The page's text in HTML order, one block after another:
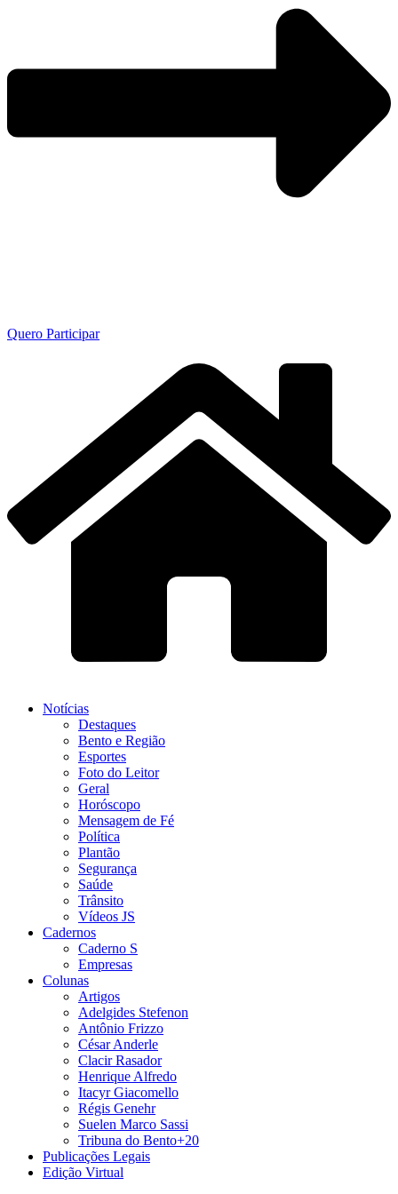
Quero Participar
Notícias
Destaques
Bento e Região
Esportes
Foto do Leitor
Geral
Horóscopo
Mensagem de Fé
Política
Plantão
Segurança
Saúde
Trânsito
Vídeos JS
Cadernos
Caderno S
Empresas
Colunas
Artigos
Adelgides Stefenon
Antônio Frizzo
César Anderle
Clacir Rasador
Henrique Alfredo
Itacyr Giacomello
Régis Genehr
Suelen Marco Sassi
Tribuna do Bento+20
Publicações Legais
Edição Virtual